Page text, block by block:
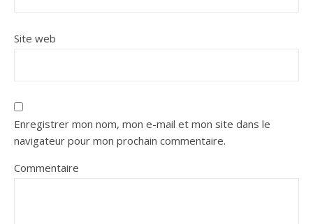
Site web
Enregistrer mon nom, mon e-mail et mon site dans le
navigateur pour mon prochain commentaire.
Commentaire